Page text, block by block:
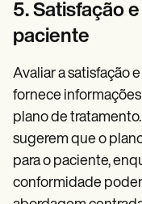
5. Satisfação
paciente
Avaliar a satisfação
fornece
plano de
sugerem que o
para o paciente,
conformidade